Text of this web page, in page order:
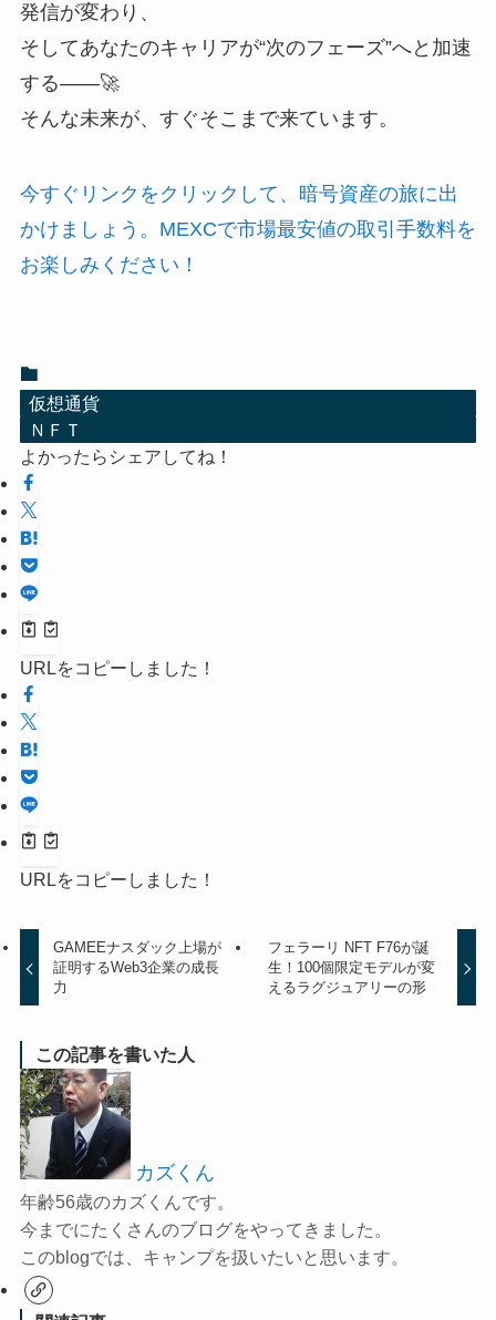
発信が変わり、
そしてあなたのキャリアが“次のフェーズ”へと加速
する——🚀
そんな未来が、すぐそこまで来ています。
今すぐリンクをクリックして、暗号資産の旅に出
かけましょう。MEXCで市場最安値の取引手数料を
お楽しみください！
仮想通貨
ＮＦＴ
よかったらシェアしてね！
URLをコピーしました！
URLをコピーしました！
GAMEEナスダック上場が
証明するWeb3企業の成長
力
フェラーリ NFT F76が誕
生！100個限定モデルが変
えるラグジュアリーの形
この記事を書いた人
カズくん
年齢56歳のカズくんです。
今までにたくさんのブログをやってきました。
このblogでは、キャンプを扱いたいと思います。